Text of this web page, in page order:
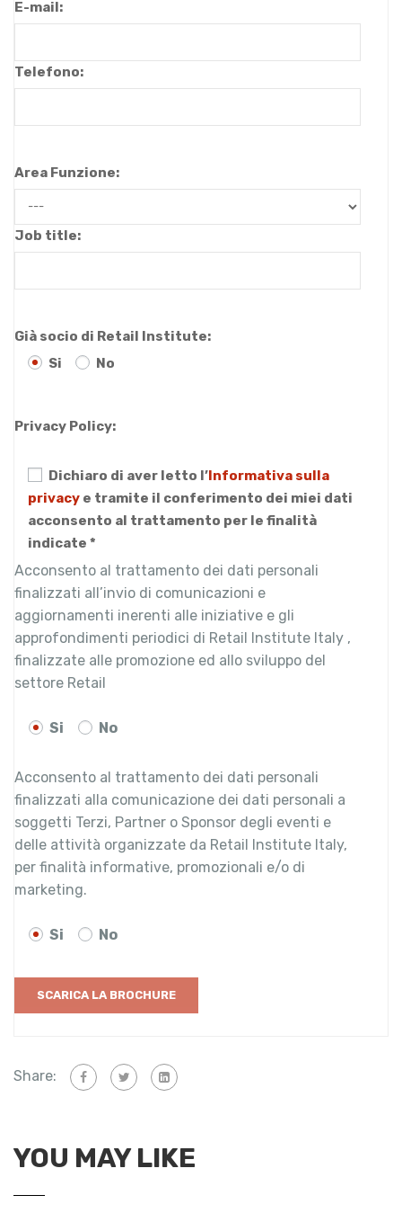
E-mail:
Telefono:
Area Funzione:
Job title:
Già socio di Retail Institute:
Si
No
Privacy Policy:
Dichiaro di aver letto l’Informativa sulla
privacy e tramite il conferimento dei miei dati
acconsento al trattamento per le finalità
indicate *
Acconsento al trattamento dei dati personali
finalizzati all’invio di comunicazioni e
aggiornamenti inerenti alle iniziative e gli
approfondimenti periodici di Retail Institute Italy ,
finalizzate alle promozione ed allo sviluppo del
settore Retail
Si No
Acconsento al trattamento dei dati personali
finalizzati alla comunicazione dei dati personali a
soggetti Terzi, Partner o Sponsor degli eventi e
delle attività organizzate da Retail Institute Italy,
per finalità informative, promozionali e/o di
marketing.
Si No
Share:
YOU MAY LIKE